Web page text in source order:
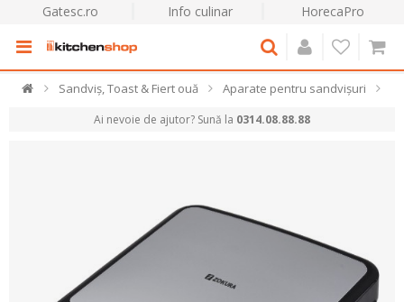
Gatesc.ro Info culinar HorecaPro
Sandviș, Toast & Fiert ouă Aparate pentru sandvișuri
Ai nevoie de ajutor? Sună la 0314.08.88.88